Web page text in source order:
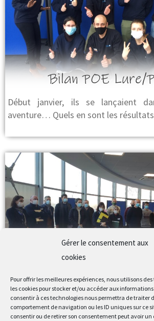
Gérer le consentement aux
cookies
Pour offrir les meilleures expériences, nous utilisons
les cookies pour stocker et/ou accéder aux
consentir à ces technologies nous permettra de traiter
comportement de navigation ou les ID uniques sur ce
consentir ou de retirer son consentement peut avoir
Bilan POE Lure/
Début janvier, ils se lançaient
aventure… Quels en sont les
POE Lure/
Pas moins de 14 demandeurs
sont lancés dans l’aventure
Leur